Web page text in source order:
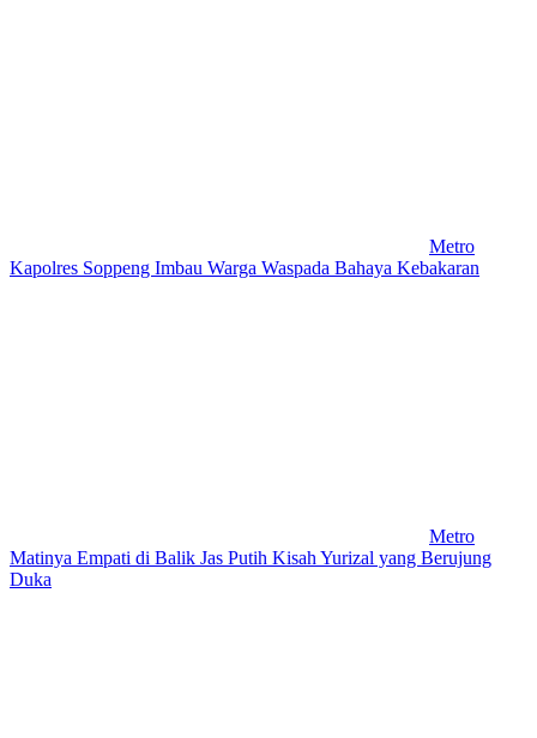
Metro
Kapolres Soppeng Imbau Warga Waspada Bahaya Kebakaran
Metro
Matinya Empati di Balik Jas Putih Kisah Yurizal yang Berujung
Duka